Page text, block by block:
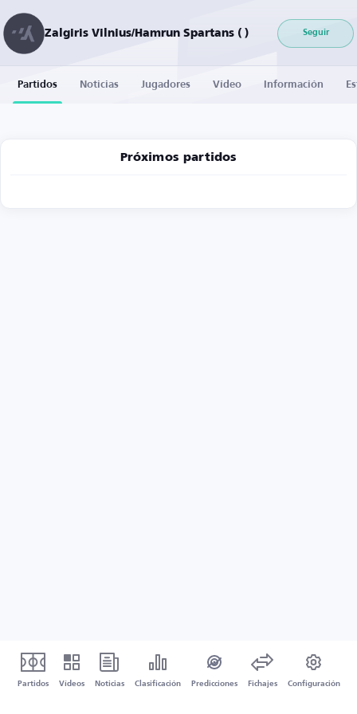
Zalgiris Vilnius/Hamrun Spartans ( ) Seguir
Partidos Noticias Jugadores Vídeo Información
Próximos partidos
Partidos Vídeos Noticias Clasificación Predicciones Fichajes Configuración